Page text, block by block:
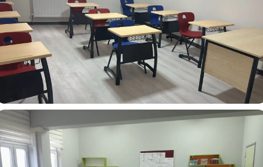
Güner Özel Eğitim Rehabilitasyon Merkezi Sanayi Ve
Ticaret Limited Şirketi